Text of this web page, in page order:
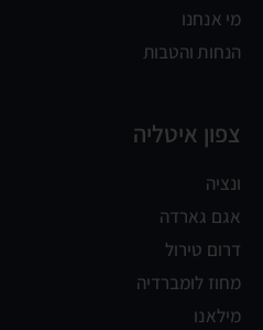
מי אנחנו
הנחות והטבות
צפון איטליה
ונציה
אגם גארדה
דרום טירול
מחוז לומברדיה
מילאנו